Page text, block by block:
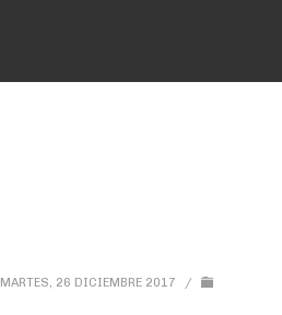
MARTES, 26 DICIEMBRE 2017
/